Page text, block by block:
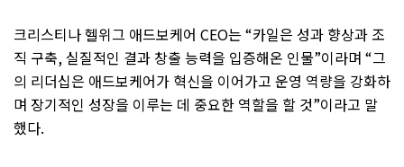
크리스티나 헬위그 애드보케어 CEO는 “카일은 성과 향상과 조
직 구축,실질적인 결과 창출 능력을 입증해온 인물”이라며 “그
의 리더십은 애드보케어가 혁신을 이어가고 운영 역량을 강화하
며 장기적인 성장을 이루는 데 중요한 역할을 할 것”이라고 말
했다.